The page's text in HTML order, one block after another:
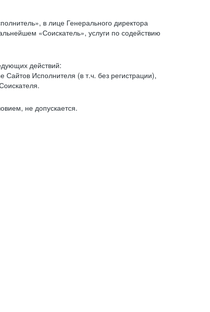
в лице Генерального директора
«Соискатель», услуги по содействию
действий:
Исполнителя (в т.ч. без регистрации),
не допускается.